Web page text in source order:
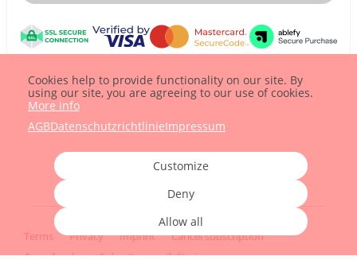
Terms Privacy Imprint
Cancel subscription
Cancel order
Submit accessibility issues
Cookies help to provide functionality on our site. By
using our site, you are agreeing to our use of cookies.
More info
AGBDatenschutzrichtlinieImpressum
Customize
Deny
Allow all